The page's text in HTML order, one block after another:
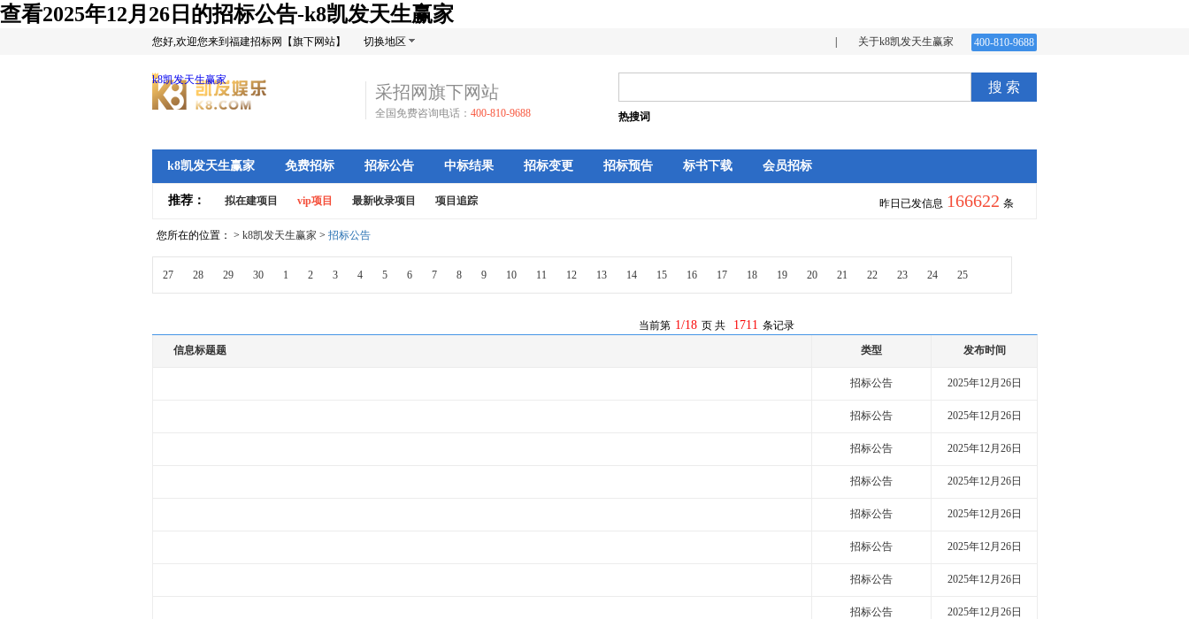
查看2025年12月26日的招标公告-k8凯发天生赢家
您好,欢迎您来到福建招标网【旗下网站】 切换地区 关于k8凯发天生赢家 400-810-9688
k8凯发天生赢家
采招网旗下网站
全国免费咨询电话： 400-810-9688
搜 索
热搜词
k8凯发天生赢家 免费招标 招标公告 中标结果 招标变更 招标预告 标书下载 会员招标
推荐： 拟在建项目 vip项目 最新收录项目 项目追踪 昨日已发信息 166622 条
您所在的位置： > k8凯发天生赢家 > 招标公告
27 28 29 30 1 2 3 4 5 6 7 8 9 10 11 12 13 14 15 16 17 18 19 20 21 22 23 24 25
当前第 1/18 页 共 1711 条记录
信息标题题
类型 发布时间
招标公告 2025年12月26日
招标公告 2025年12月26日
招标公告 2025年12月26日
招标公告 2025年12月26日
招标公告 2025年12月26日
招标公告 2025年12月26日
招标公告 2025年12月26日
招标公告 2025年12月26日